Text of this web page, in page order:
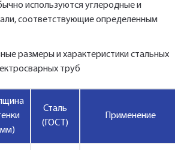
используются углеродные и
соответствующие определенным
размеры и характеристики стальных
труб
Сталь
(ГОСТ)
Применение